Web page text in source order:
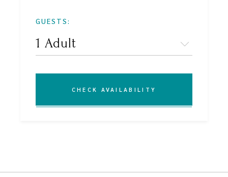
GUESTS:
CHECK AVAILABILITY